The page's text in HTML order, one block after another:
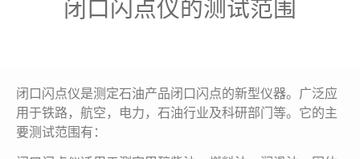
闭口闪点仪的测试范围
闭口闪点仪是测定石油产品闭口闪点的新型仪器。广泛应
用于铁路，航空，电力，石油行业及科研部门等。它的主
要测试范围有：